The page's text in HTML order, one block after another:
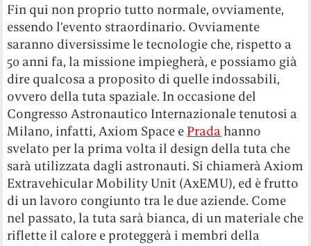
Fin qui non proprio tutto normale, ovviamente,
essendo l’evento straordinario. Ovviamente
saranno diversissime le tecnologie che, rispetto a
50 anni fa, la missione impiegherà, e possiamo già
dire qualcosa a proposito di quelle indossabili,
ovvero della tuta spaziale. In occasione del
Congresso Astronautico Internazionale tenutosi a
Milano, infatti, Axiom Space e Prada hanno
svelato per la prima volta il design della tuta che
sarà utilizzata dagli astronauti. Si chiamerà Axiom
Extravehicular Mobility Unit (AxEMU), ed è frutto
di un lavoro congiunto tra le due aziende. Come
nel passato, la tuta sarà bianca, di un materiale che
riflette il calore e proteggerà i membri della